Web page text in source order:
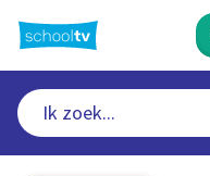
naar
hoofdinhoud